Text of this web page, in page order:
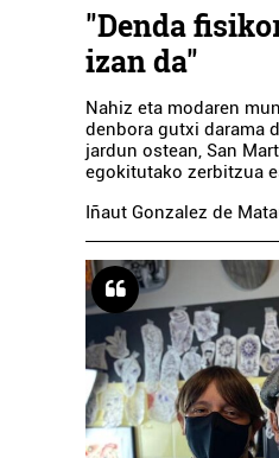
"Denda
izan da"
Nahiz eta modaren
denbora gutxi darama
jardun ostean, San
egokitutako zerbitzua
Iñaut Gonzalez de